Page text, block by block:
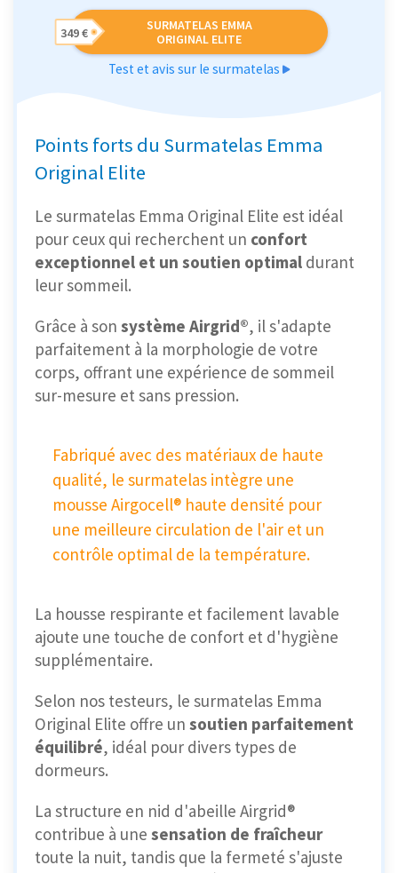
SURMATELAS EMMA
ORIGINAL ELITE
349 €
Test et avis sur le surmatelas
Points forts du Surmatelas Emma
Original Elite
Le surmatelas Emma Original Elite est idéal
pour ceux qui recherchent un confort
exceptionnel et un soutien optimal durant
leur sommeil.
Grâce à son système Airgrid®, il s'adapte
parfaitement à la morphologie de votre
corps, offrant une expérience de sommeil
sur-mesure et sans pression.
Fabriqué avec des matériaux de haute
qualité, le surmatelas intègre une
mousse Airgocell® haute densité pour
une meilleure circulation de l'air et un
contrôle optimal de la température.
La housse respirante et facilement lavable
ajoute une touche de confort et d'hygiène
supplémentaire.
Selon nos testeurs, le surmatelas Emma
Original Elite offre un soutien parfaitement
équilibré, idéal pour divers types de
dormeurs.
La structure en nid d'abeille Airgrid®
contribue à une sensation de fraîcheur
toute la nuit, tandis que la fermeté s'ajuste